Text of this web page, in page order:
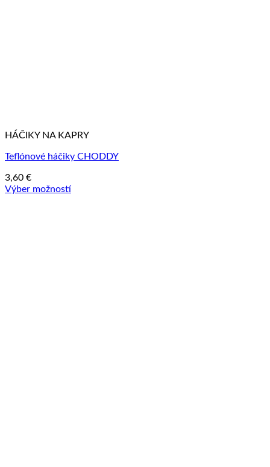
HÁČIKY NA KAPRY
Teflónové háčiky CHODDY
3,60 €
Výber možností